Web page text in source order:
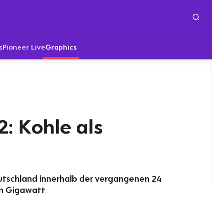
Pioneer LiveGraphics
Kohle als
innerhalb der vergangenen 24
Gigawatt